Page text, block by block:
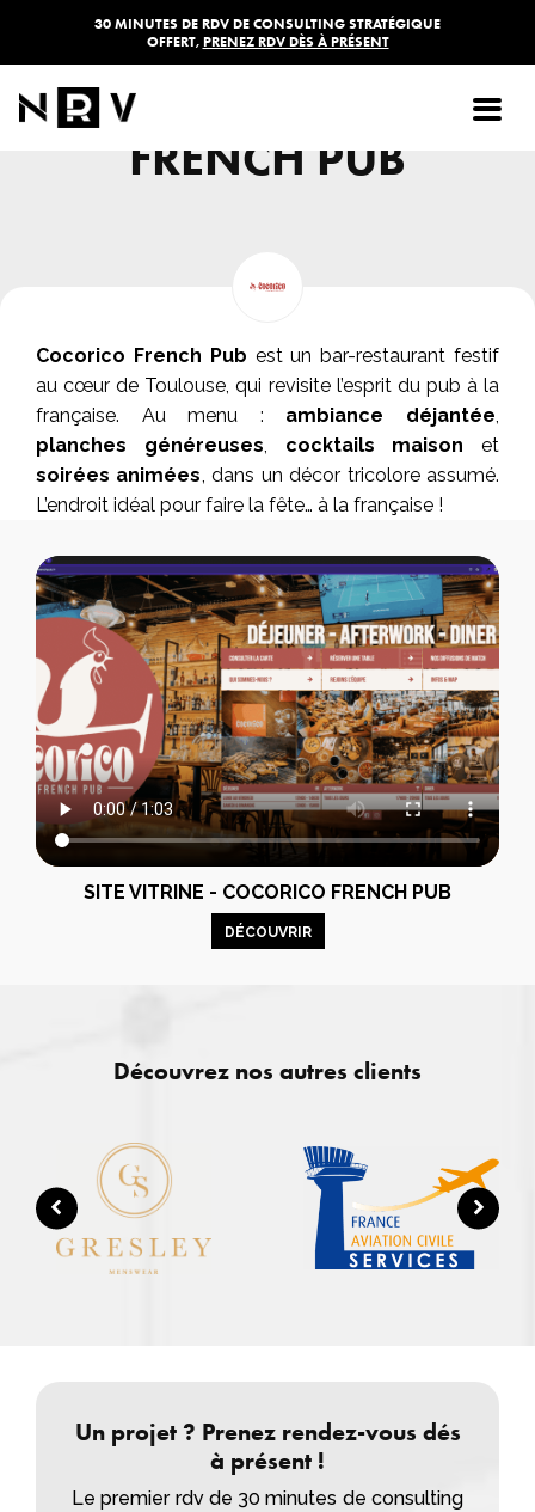
30 MINUTES DE RDV DE CONSULTING STRATÉGIQUE
OFFERT, PRENEZ RDV DÈS À PRÉSENT
FRENCH PUB
Cocorico French Pub est un bar-restaurant festif
au cœur de Toulouse, qui revisite l’esprit du pub à la
française. Au menu : ambiance déjantée,
planches généreuses, cocktails maison et
soirées animées, dans un décor tricolore assumé.
L’endroit idéal pour faire la fête… à la française !
SITE VITRINE - COCORICO FRENCH PUB
DÉCOUVRIR
Découvrez nos autres clients
Un projet ? Prenez rendez-vous dés
à présent !
Le premier rdv de 30 minutes de consulting